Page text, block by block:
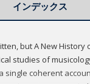
インデックス
but A New
studies of
coherent